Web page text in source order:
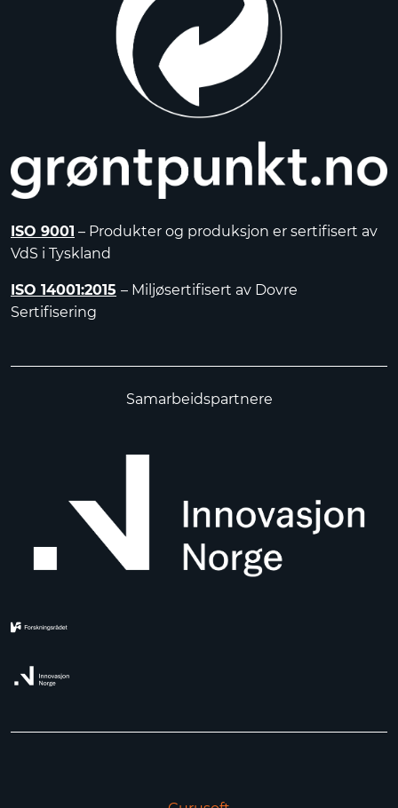
ISO 9001 – Produkter og produksjon er sertifisert av
VdS i Tyskland
ISO 14001:2015 – Miljøsertifisert av Dovre
Sertifisering
Samarbeidspartnere